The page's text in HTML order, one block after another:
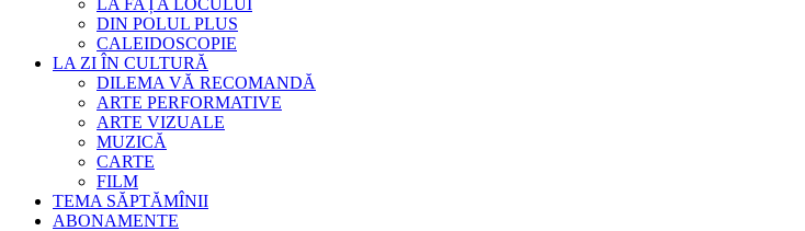
LA FAȚA LOCULUI
DIN POLUL PLUS
CALEIDOSCOPIE
LA ZI ÎN CULTURĂ
DILEMA VĂ RECOMANDĂ
ARTE PERFORMATIVE
ARTE VIZUALE
MUZICĂ
CARTE
FILM
TEMA SĂPTĂMÎNII
ABONAMENTE